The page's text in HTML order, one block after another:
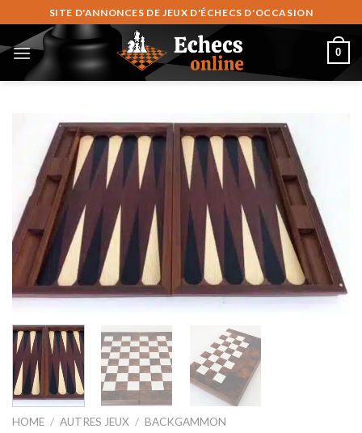
til
indhold
SITE D'ANNONCES DE JEUX D'ÉCHECS D'OCCASION
0
HOME / AUTRES JEUX / BACKGAMMON